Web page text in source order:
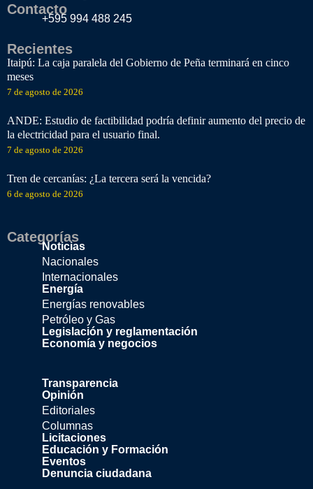
Contacto
+595 994 488 245
Recientes
Itaipú: La caja paralela del Gobierno de Peña terminará en cinco
meses
7 de agosto de 2026
ANDE: Estudio de factibilidad podría definir aumento del precio de
la electricidad para el usuario final.
7 de agosto de 2026
Tren de cercanías: ¿La tercera será la vencida?
6 de agosto de 2026
Categorías
Noticias
Nacionales
Internacionales
Energía
Energías renovables
Petróleo y Gas
Legislación y reglamentación
Economía y negocios
Transparencia
Opinión
Editoriales
Columnas
Licitaciones
Educación y Formación
Eventos
Denuncia ciudadana